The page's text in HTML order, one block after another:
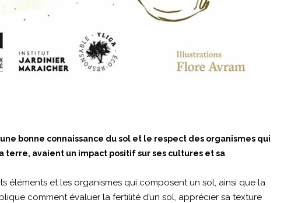
bonne connaissance du sol et le respect des organismes qui
terre, avaient un impact positif sur ses cultures et sa
éléments et les organismes qui composent un sol, ainsi que la
comment évaluer la fertilité d’un sol, apprécier sa texture